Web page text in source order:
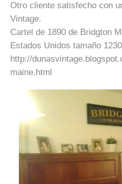
Otro cliente satisfecho con
Vintage.
Cartel de 1890 de Bridgton
Estados Unidos tamaño
http://
maine.html